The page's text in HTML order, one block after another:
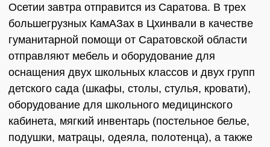
Осетии завтра отправится из Саратова. В трех
большегрузных КамАЗах в Цхинвали в качестве
гуманитарной помощи от Саратовской области
отправляют мебель и оборудование для
оснащения двух школьных классов и двух групп
детского сада (шкафы, столы, стулья, кровати),
оборудование для школьного медицинского
кабинета, мягкий инвентарь (постельное белье,
подушки, матрацы, одеяла, полотенца), а также